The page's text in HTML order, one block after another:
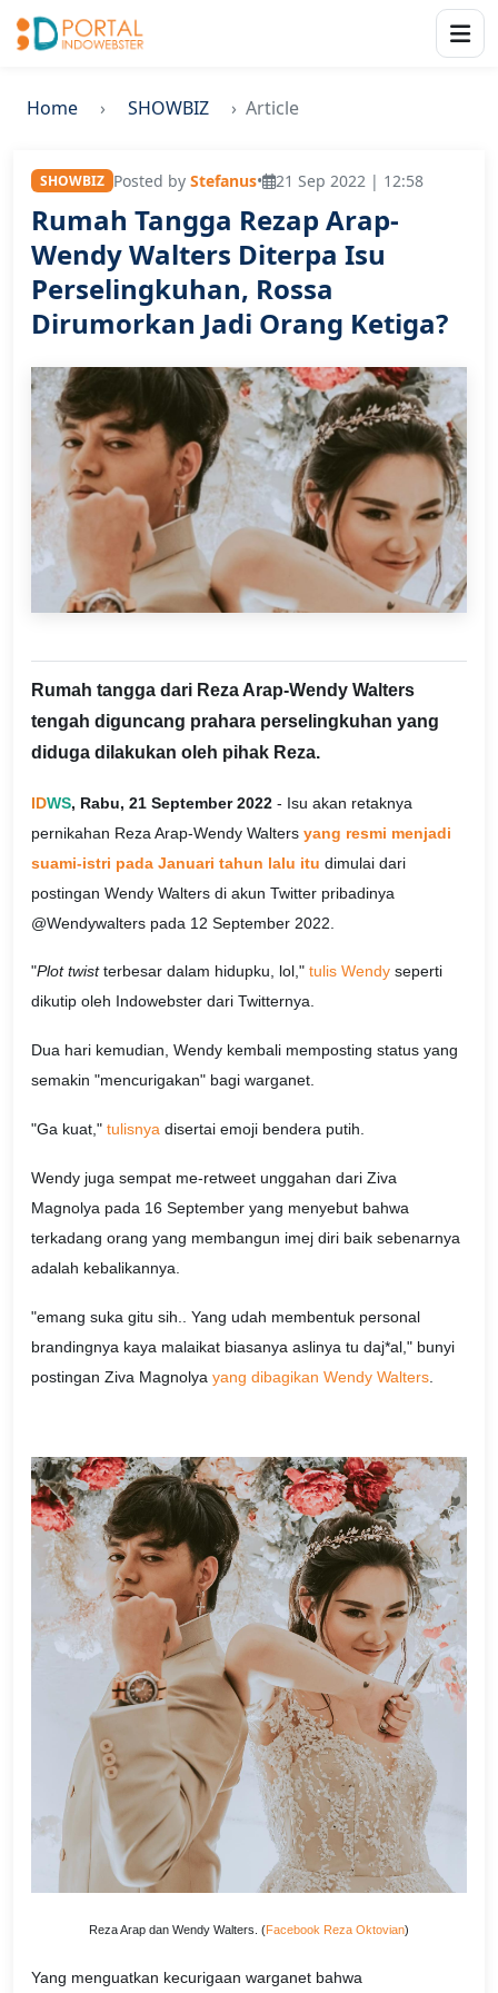
Home SHOWBIZ Article
SHOWBIZ Posted by Stefanus• 21 Sep 2022 | 12:58
Rumah Tangga Rezap Arap-
Wendy Walters Diterpa Isu
Perselingkuhan, Rossa
Dirumorkan Jadi Orang Ketiga?
Rumah tangga dari Reza Arap-Wendy Walters
tengah diguncang prahara perselingkuhan yang
diduga dilakukan oleh pihak Reza.
IDWS, Rabu, 21 September 2022 - Isu akan retaknya
pernikahan Reza Arap-Wendy Walters yang resmi menjadi
suami-istri pada Januari tahun lalu itu dimulai dari
postingan Wendy Walters di akun Twitter pribadinya
@Wendywalters pada 12 September 2022.
"Plot twistterbesar dalam hidupku, lol," tulis Wendy seperti
dikutip oleh Indowebster dari Twitternya.
Dua hari kemudian, Wendy kembali memposting status yang
semakin "mencurigakan" bagi warganet.
"Ga kuat," tulisnya disertai emoji bendera putih.
Wendy juga sempat me-retweet unggahan dari Ziva
Magnolya pada 16 September yang menyebut bahwa
terkadang orang yang membangun imej diri baik sebenarnya
adalah kebalikannya.
"emang suka gitu sih.. Yang udah membentuk personal
brandingnya kaya malaikat biasanya aslinya tu daj*al," bunyi
postingan Ziva Magnolya yang dibagikan Wendy Walters
Reza Arap dan Wendy Walters. (Facebook Reza Oktovian)
Yang menguatkan kecurigaan warganet bahwa